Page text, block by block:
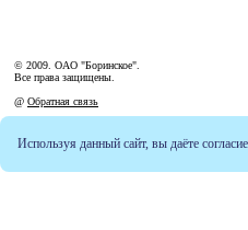
© 2009. ОАО "Боринское".
Все права защищены.
@ Обратная связь
Используя данный сайт, вы даёте